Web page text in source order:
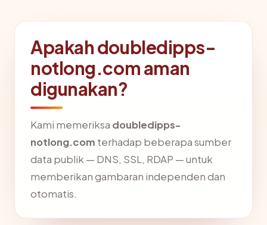
Apakah doubledipps-
notlong.com aman
digunakan?
Kami memeriksa doubledipps-
notlong.com terhadap beberapa sumber
data publik — DNS, SSL, RDAP — untuk
memberikan gambaran independen dan
otomatis.